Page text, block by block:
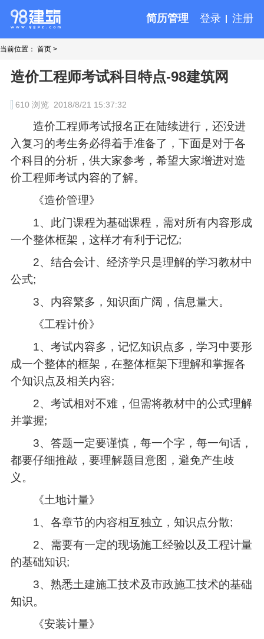
简历管理 登录 注册
当前位置： 首页 >
造价工程师考试科目特点-98建筑网
610 浏览 2018/8/21 15:37:32
造价工程师考试报名正在陆续进行，还没进
入复习的考生务必得着手准备了，下面是对于各
个科目的分析，供大家参考，希望大家增进对造
价工程师考试内容的了解。
《造价管理》
1、此门课程为基础课程，需对所有内容形成
一个整体框架，这样才有利于记忆;
2、结合会计、经济学只是理解的学习教材中
公式;
3、内容繁多，知识面广阔，信息量大。
《工程计价》
1、考试内容多，记忆知识点多，学习中要形
成一个整体的框架，在整体框架下理解和掌握各
个知识点及相关内容;
2、考试相对不难，但需将教材中的公式理解
并掌握;
3、答题一定要谨慎，每一个字，每一句话，
都要仔细推敲，要理解题目意图，避免产生歧
义。
《土地计量》
1、各章节的内容相互独立，知识点分散;
2、需要有一定的现场施工经验以及工程计量
的基础知识;
3、熟悉土建施工技术及市政施工技术的基础
知识。
《安装计量》